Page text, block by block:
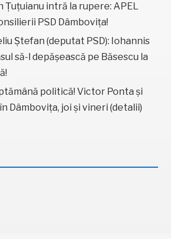
Țuțuianu intră la rupere: APEL
PSD Dâmbovița!
Ștefan (deputat PSD): Iohannis
să-l depășească pe Băsescu la
politică! Victor Ponta și
Dâmbovița, joi și vineri (detalii)